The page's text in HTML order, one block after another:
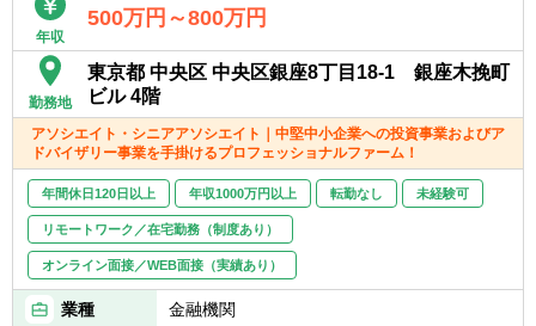
- 書籍購入支援や研修参加等、キャリアアッ
■投資業務やマネジメントキャリアへのチャ
- 手を上げれば投資業務へもチャレンジ可能
- 投資先の取締役就任を通じて、経営に関与
することも可能
■スタートアップならではの裁量の大きさ
- 個人の裁量が大きい環境での業務が可能
- 立場や役職関係なく意見交換ができ、か
つ、それが実行されやすい風通しのよい職場
■成果に見合った報酬体系
- 成果が報酬に反映される透明性の高い報酬
心
■CFO/管理部長代行支援
※興味があれば、グループ会社にて税務業務
※ご希望に応じて、投資業務とアドバイザリ
ー業務の両方に従事いただくこともできます
【投資業務】
■投資案件のソーシング、提案資料の作成、
ビジネス・財務分析、バリュエーション、投
資採算分析、DD対応、契約交渉、投資先の経
営支援など、投資業務全般に一気通貫で幅広
年収
500万円～800万円
勤務地
東京都 中央区 中央区銀座8丁目18-1 銀座木挽町
ビル 4階
アソシエイト・シニアアソシエイト｜中堅中小企業への投資事業およびア
ドバイザリー事業を手掛けるプロフェッショナルファーム！
年間休日120日以上 年収1000万円以上 転勤なし 未経験可
リモートワーク／在宅勤務（制度あり）
オンライン面接／WEB面接（実績あり）
業種 金融機関